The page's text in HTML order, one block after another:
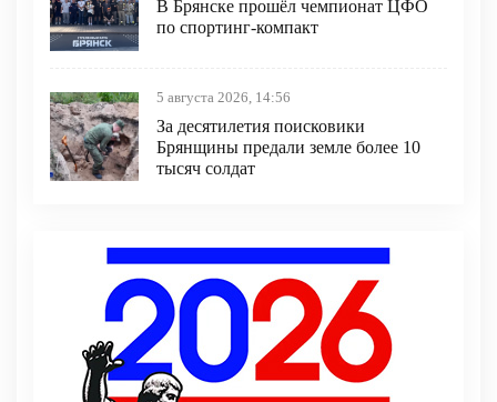
В Брянске прошёл чемпионат ЦФО
по спортинг-компакт
5 августа 2026, 14:56
За десятилетия поисковики
Брянщины предали земле более 10
тысяч солдат